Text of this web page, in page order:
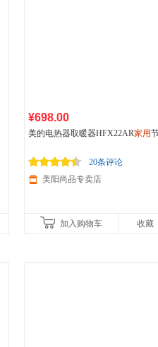
¥698.00
美的电热器取暖器HFX22AR家用
面积
20条评论
美阳尚品专卖店
加入购物车 收藏